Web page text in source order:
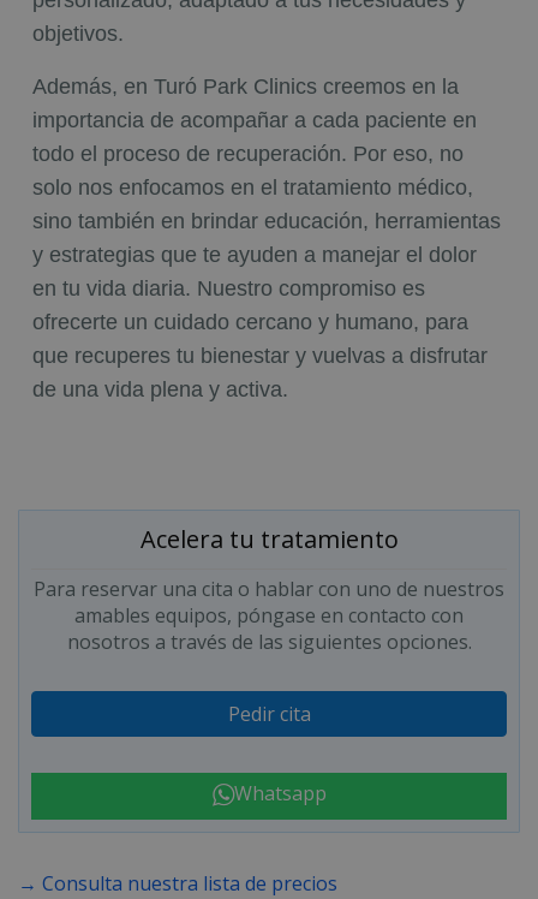
objetivos.
Además, en Turó Park Clinics creemos en la
importancia de acompañar a cada paciente en
todo el proceso de recuperación. Por eso, no
solo nos enfocamos en el tratamiento médico,
sino también en brindar educación, herramientas
y estrategias que te ayuden a manejar el dolor
en tu vida diaria. Nuestro compromiso es
ofrecerte un cuidado cercano y humano, para
que recuperes tu bienestar y vuelvas a disfrutar
de una vida plena y activa.
Acelera tu tratamiento
Para reservar una cita o hablar con uno de nuestros
amables equipos, póngase en contacto con
nosotros a través de las siguientes opciones.
Pedir cita
Whatsapp
→ Consulta nuestra lista de precios